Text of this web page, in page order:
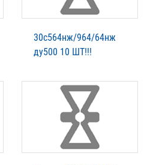
30с564нж/964/64нж
ду500 10 ШТ!!!